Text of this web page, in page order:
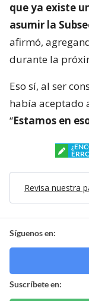
que ya existe
asumir la
afirmó,
durante la
Eso sí, al ser
había aceptado
“Estamos en
Revisa nuestra
Síguenos en:
Suscríbete en: